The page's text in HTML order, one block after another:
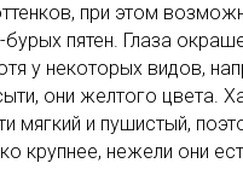
при этом
бурых пятен. Глаза
у некоторых видов,
они желтого цвета.
мягкий и пушистый,
крупнее, нежели они